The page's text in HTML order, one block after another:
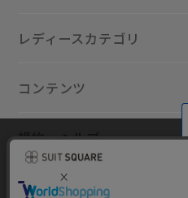
レディースカテゴリ
コンテンツ
規約・ヘルプ
当サイトでは利用体験の向上および
ックの分析を目的としてCookieを使